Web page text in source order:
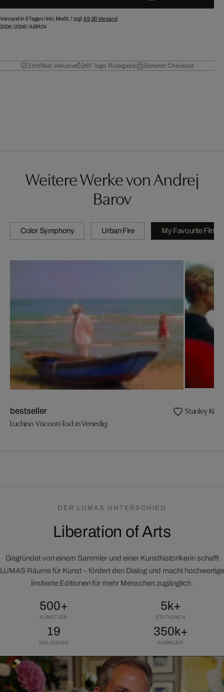
Versand in 9 Tagen /inkl. MwSt. / zzgl. € 9,90Versand
2006/2006/ABR24
Zertifikat inklusive 60 Tage Rückgabe Sicherer Checkout
Weitere Werke von Andrej
Barov
Color Symphony Urban Fire My Favourite Films
bestseller
Luchino Visconti-Tod in Venedig
Stanley
DER LUMAS UNTERSCHIED
Liberation of Arts
Gegründet von einem Sammler und einer Kunsthistorikerin schafft
LUMAS Räume für Kunst – fördert den Dialog und macht hochwertige
limitierte Editionen für mehr Menschen zugänglich.
500+
KÜNSTLER
5k+
EDITIONEN
19
GALLERIEN
350k+
SAMMLER